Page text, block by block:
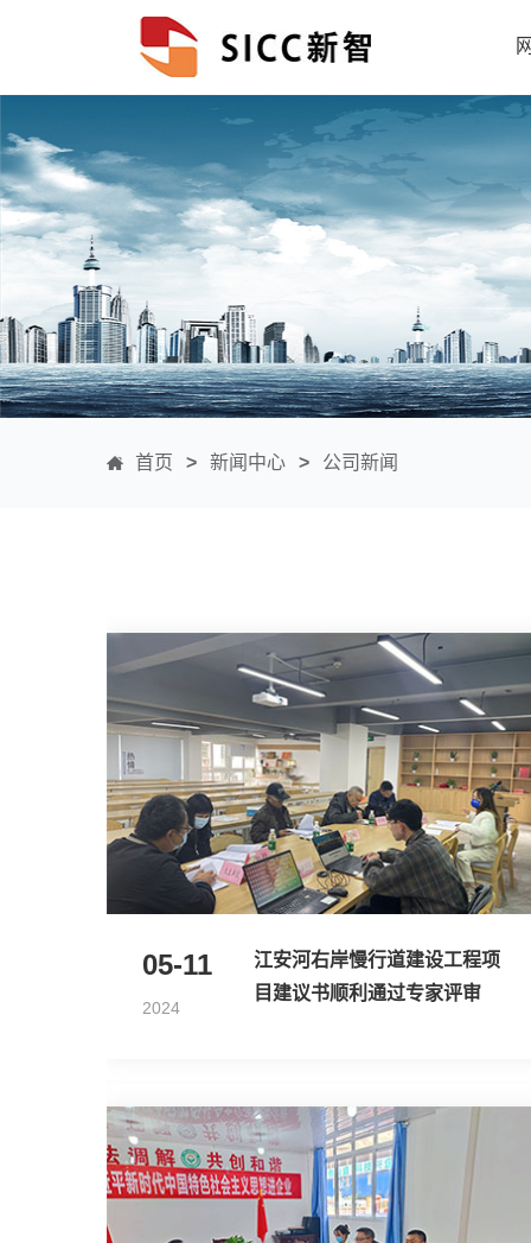
首页 > 新闻中心 > 公司新闻
05-11
2024
江安河右岸慢行道建设工程项
目建议书顺利通过专家评审